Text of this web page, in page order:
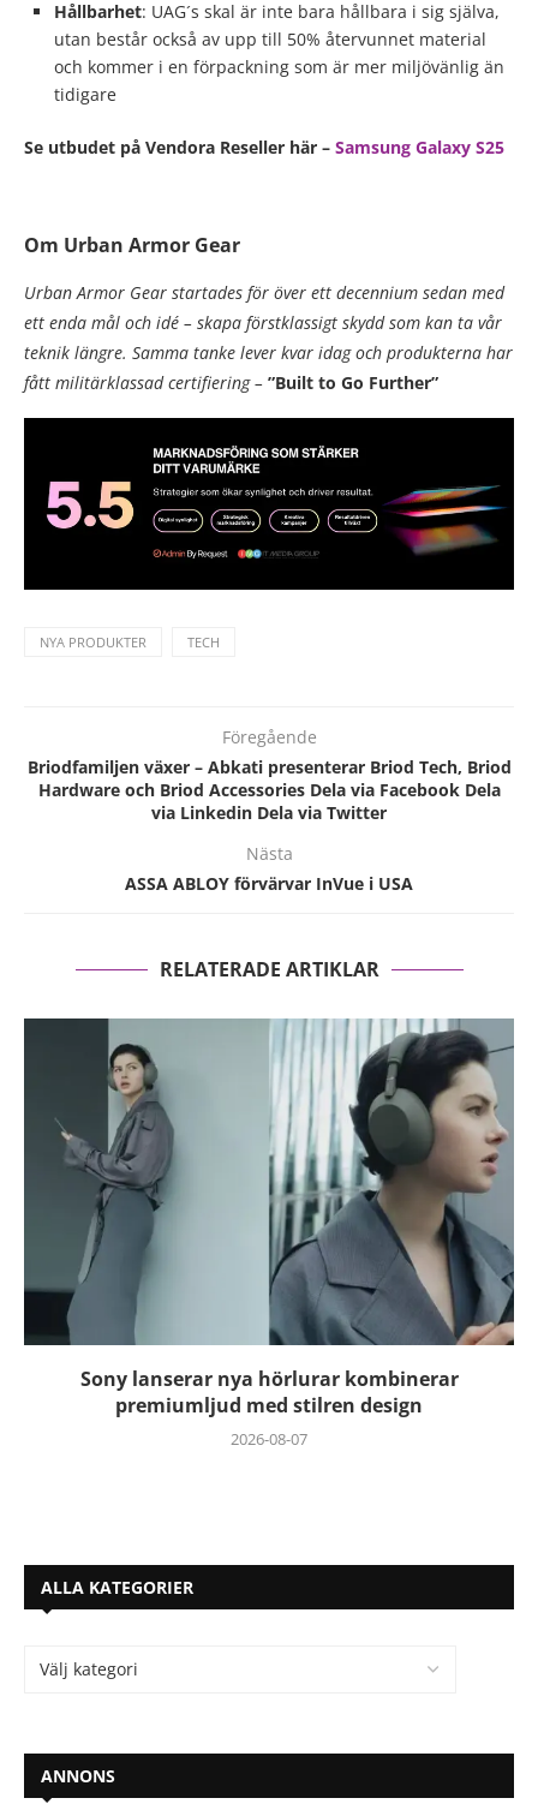
Hållbarhet: UAG´s skal är inte bara hållbara i sig själva,
utan består också av upp till 50% återvunnet material
och kommer i en förpackning som är mer miljövänlig än
tidigare
Se utbudet på Vendora Reseller här – Samsung Galaxy S25
Om Urban Armor Gear
Urban Armor Gear startades för över ett decennium sedan med
ett enda mål och idé – skapa förstklassigt skydd som kan ta vår
teknik längre. Samma tanke lever kvar idag och produkterna har
fått militärklassad certifiering – ”Built to Go Further”
NYA PRODUKTER TECH
Föregående
Briodfamiljen växer – Abkati presenterar Briod Tech, Briod
Hardware och Briod Accessories Dela via Facebook Dela
via Linkedin Dela via Twitter
Nästa
ASSA ABLOY förvärvar InVue i USA
RELATERADE ARTIKLAR
Sony lanserar nya hörlurar kombinerar
premiumljud med stilren design
2026-08-07
ALLA KATEGORIER
ANNONS